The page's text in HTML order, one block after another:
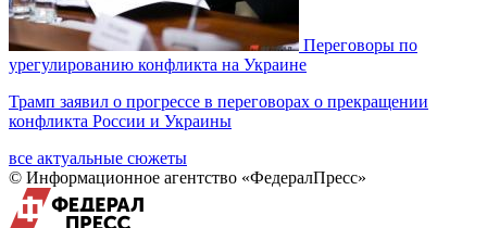
Переговоры по
урегулированию конфликта на Украине
Трамп заявил о прогрессе в переговорах о прекращении
конфликта России и Украины
все актуальные сюжеты
© Информационное агентство «ФедералПресс»